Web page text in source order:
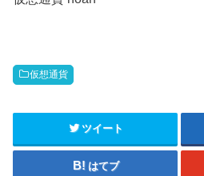
仮想通貨
ツイート
はてブ